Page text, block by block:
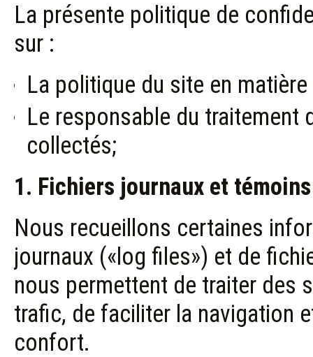
La présente politique de
sur :
La politique du site en
Le responsable du traitement
collectés;
1. Fichiers journaux et témoins
Nous recueillons certaines
journaux («log files») et de
nous permettent de traiter des
trafic, de faciliter la navigation
confort.